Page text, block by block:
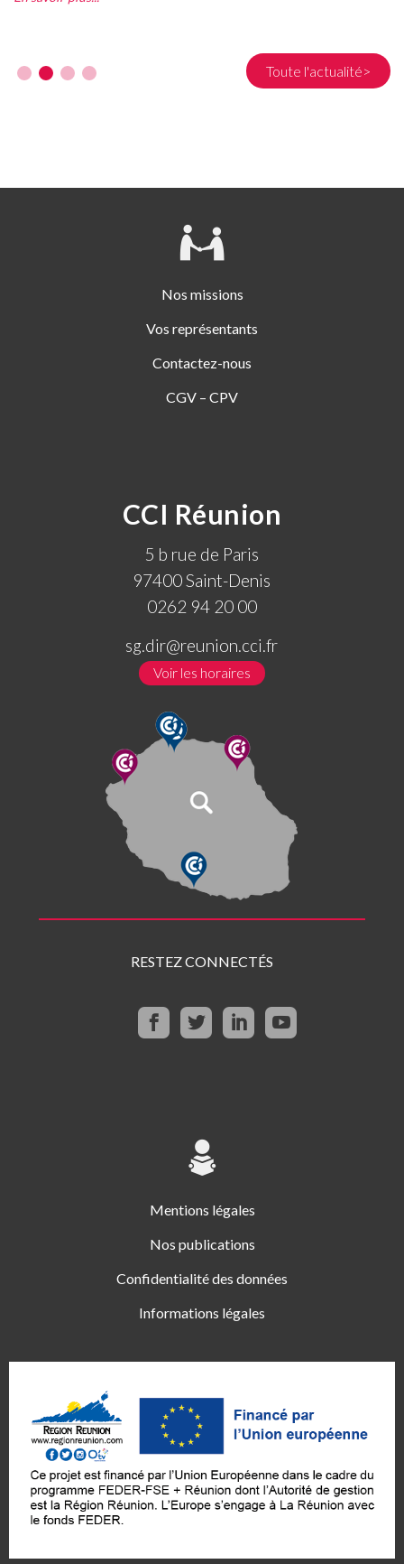
Toute l'actualité>
Nos missions
Vos représentants
Contactez-nous
CGV – CPV
CCI Réunion
5 b rue de Paris
97400 Saint-Denis
0262 94 20 00
sg.dir@reunion.cci.fr
Voir les horaires
RESTEZ CONNECTÉS
Mentions légales
Nos publications
Confidentialité des données
Informations légales